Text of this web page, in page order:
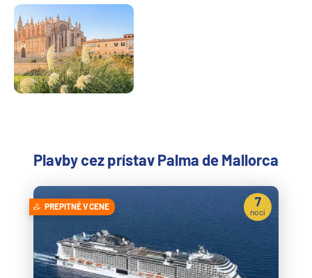
Plavby cez prístav Palma de Mallorca
PREPITNÉ V CENE 7
nocí